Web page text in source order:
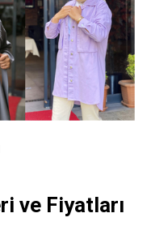
ve Fiyatları